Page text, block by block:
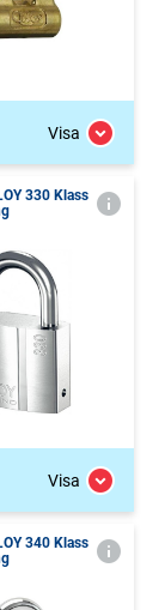
Visa
330 Klass
Visa
340 Klass